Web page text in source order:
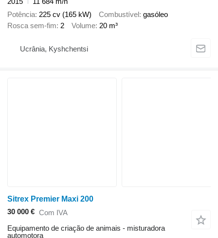
Potência 225 cv (165 kW) Combustível gasóleo
Rosca sem-fim 2 Volume 20 m³
Ucrânia, Kyshchentsi
Sitrex Premier Maxi 200
30 000 € Com IVA
Equipamento de criação de animais - misturadora
automotora